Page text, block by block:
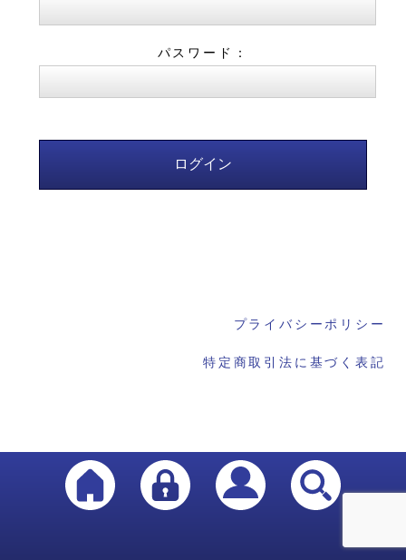
パスワード：
プライバシーポリシー
特定商取引法に基づく表記